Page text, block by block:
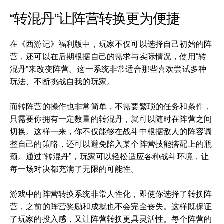
“转混丹”让阵营转换更为便捷
在《西游记》福利版中，玩家不仅可以选择自己初始的阵
营，还可以在后期根据自己的需求与实际情况，使用“转
混丹”来改变阵营。这一系统非常适合那些喜欢尝试多种
玩法、不断挑战自我的玩家。
而转阵营的操作也非常简单，不需要繁琐的任务和条件，
只需要你拥有一定数量的转混丹，就可以随时在阵营之间
切换。这样一来，你不仅能够在战斗中根据敌人的阵容调
整自己的策略，还可以避免陷入某个阵营技能搭配上的瓶
颈。通过“转混丹”，玩家可以轻松适应各种战斗环境，让
每一场对决都充满了无限的可能性。
游戏中的阵营转换系统非常人性化，即使你选择了转换阵
营，之前的阵营奖励和成就也不会完全丧失。这样既保证
了玩家的投入感，又让阵营转换更具灵活性。每个阵营的